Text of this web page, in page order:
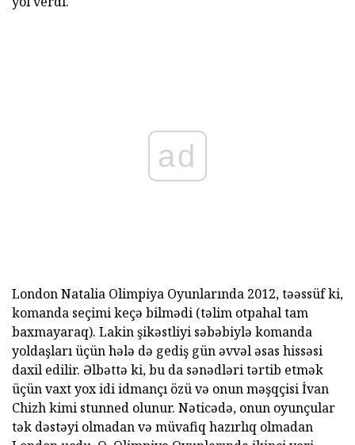
ad
London Natalia Olimpiya Oyunlarında 2012, təəssüf ki,
komanda seçimi keçə bilmədi (təlim otpahal tam
baxmayaraq). Lakin şikəstliyi səbəbiylə komanda
yoldaşları üçün hələ də gediş gün əvvəl əsas hissəsi
daxil edilir. Əlbəttə ki, bu da sənədləri tərtib etmək
üçün vaxt yox idi idmançı özü və onun məşqçisi İvan
Chizh kimi stunned olunur. Nəticədə, onun oyunçular
tək dəstəyi olmadan və müvafiq hazırlıq olmadan